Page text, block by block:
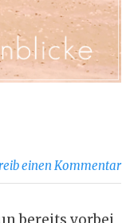
einen Kommentar